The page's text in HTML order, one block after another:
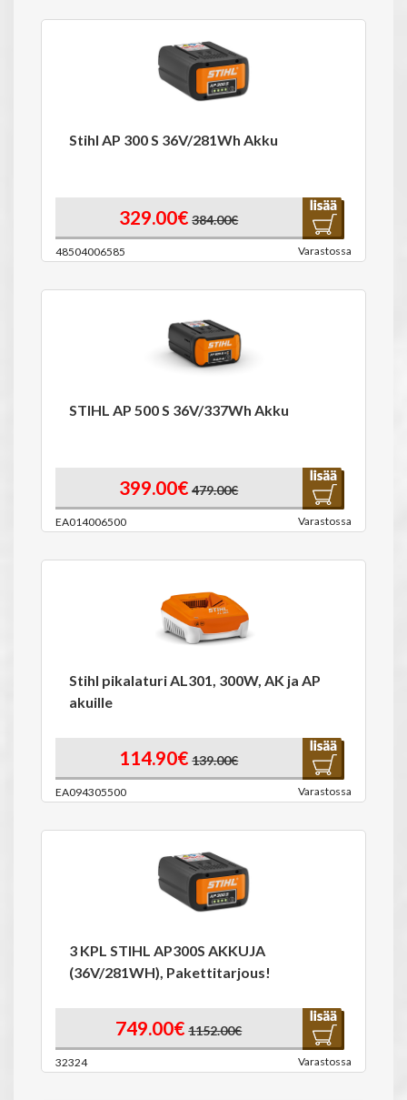
Stihl AP 300 S 36V/281Wh Akku
329.00€ 384.00€
48504006585 Varastossa
STIHL AP 500 S 36V/337Wh Akku
399.00€ 479.00€
EA014006500 Varastossa
Stihl pikalaturi AL301, 300W, AK ja AP
akuille
114.90€ 139.00€
EA094305500 Varastossa
3 KPL STIHL AP300S AKKUJA
(36V/281WH), Pakettitarjous!
749.00€ 1152.00€
32324 Varastossa